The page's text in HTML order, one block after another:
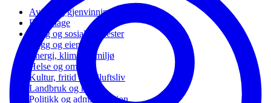
Avfall og gjenvinning
Barnehage
Bolig og sosiale tjenester
Bygg og eiendom
Energi, klima og miljø
Helse og omsorg
Kultur, fritid og friluftsliv
Landbruk og natur
Politikk og administrasjon